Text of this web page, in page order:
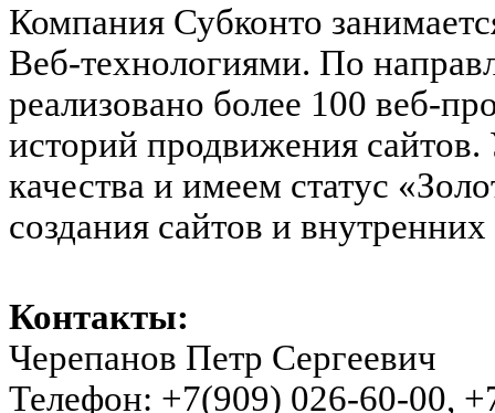
Компания Субконто
Веб-технологиями. По
реализовано более 100 веб-
историй продвижения
качества и имеем статус
создания сайтов и
Контакты:
Черепанов Петр Сергеевич
Телефон: +7(909) 026-60-00,